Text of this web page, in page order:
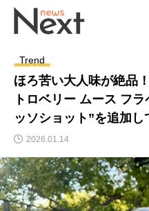
Trend
ほろ苦い大人味が絶品
トロベリー ムース フ
ッソショット”を追加し
2026.01.14